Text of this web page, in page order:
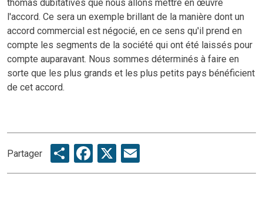
thomas dubitatives que nous allons mettre en œuvre
l'accord. Ce sera un exemple brillant de la manière dont un
accord commercial est négocié, en ce sens qu'il prend en
compte les segments de la société qui ont été laissés pour
compte auparavant. Nous sommes déterminés à faire en
sorte que les plus grands et les plus petits pays bénéficient
de cet accord.
Partager ShareFacebook
X